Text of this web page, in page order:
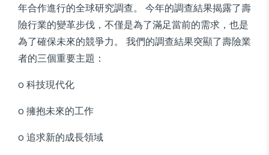
年合作進行的全球研究調查。 今年的調查結果揭露了壽
險行業的變革步伐，不僅是為了滿足當前的需求，也是
為了確保未來的競爭力。 我們的調查結果突顯了壽險業
者的三個重要主題：
o 科技現代化
o 擁抱未來的工作
o 追求新的成長領域